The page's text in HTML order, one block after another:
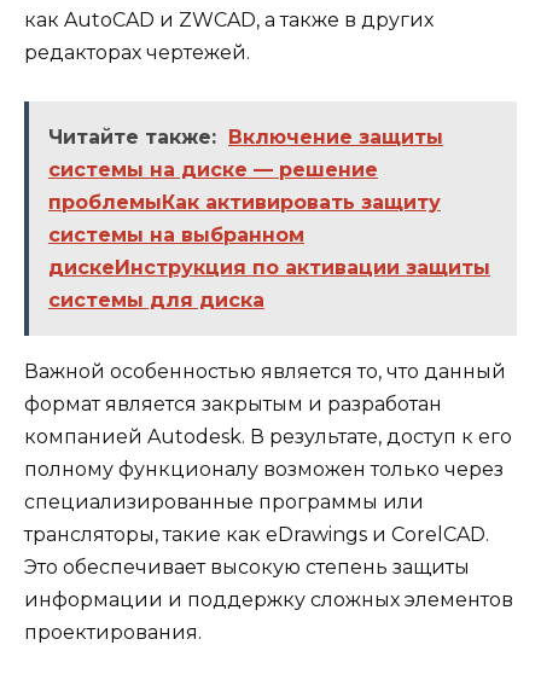
как AutoCAD и ZWCAD, а также в других
редакторах чертежей.
Читайте также: Включение защиты
системы на диске — решение
проблемыКак активировать защиту
системы на выбранном
дискеИнструкция по активации защиты
системы для диска
Важной особенностью является то, что данный
формат является закрытым и разработан
компанией Autodesk. В результате, доступ к его
полному функционалу возможен только через
специализированные программы или
трансляторы, такие как eDrawings и CorelCAD.
Это обеспечивает высокую степень защиты
информации и поддержку сложных элементов
проектирования.